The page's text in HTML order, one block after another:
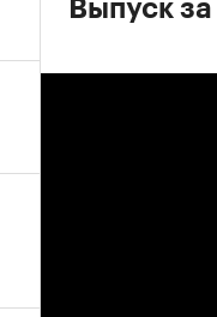
Выпуск